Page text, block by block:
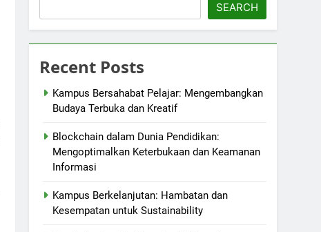
SEARCH
Recent Posts
Kampus Bersahabat Pelajar: Mengembangkan
Budaya Terbuka dan Kreatif
Blockchain dalam Dunia Pendidikan:
Mengoptimalkan Keterbukaan dan Keamanan
Informasi
Kampus Berkelanjutan: Hambatan dan
Kesempatan untuk Sustainability